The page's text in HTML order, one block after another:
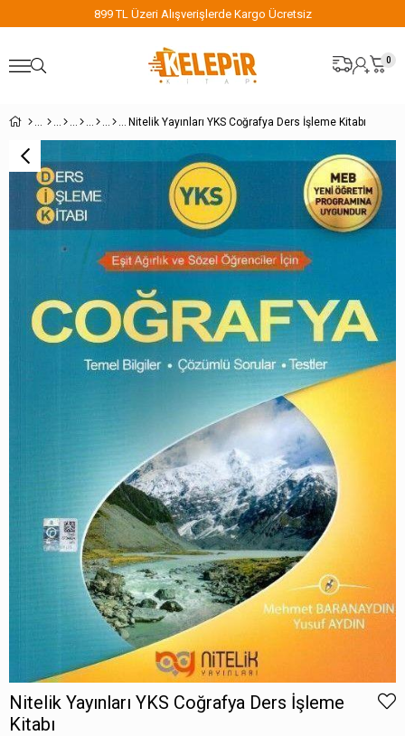
899 TL Üzeri Alışverişlerde Kargo Ücretsiz
0
Nitelik Yayınları YKS Coğrafya Ders İşleme Kitabı
Nitelik Yayınları YKS Coğrafya Ders İşleme
Kitabı